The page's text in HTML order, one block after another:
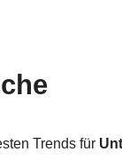
Trends für